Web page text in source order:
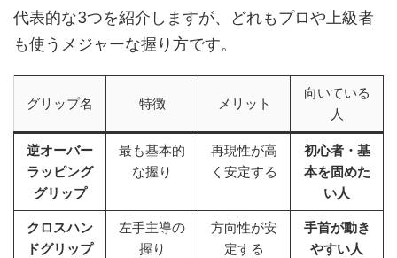
代表的な3つを紹介しますが、どれもプロや上級者
も使うメジャーな握り方です。
グリップ名 特徴 メリット
向いている
人
逆オーバー
ラッピング
グリップ
最も基本的
な握り
再現性が高
く安定する
初心者・基
本を固めた
い人
クロスハン
ドグリップ
左手主導の
握り
方向性が安
定する
手首が動き
やすい人